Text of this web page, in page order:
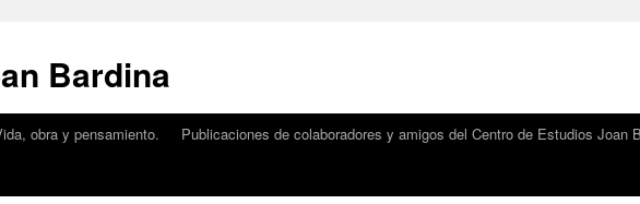
Bardina
obra y pensamiento.
Publicaciones de colaboradores y amigos del Centro de Estudios Joan